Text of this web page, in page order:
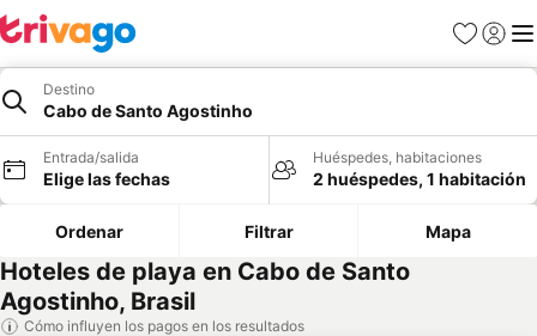
Favoritos
Iniciar
Destino
Cabo de Santo Agostinho
Entrada/salida
Elige las fechas
Huéspedes, habitaciones
2 huéspedes, 1 habitación
Ordenar Filtrar Mapa
Hoteles de playa en Cabo de Santo
Agostinho, Brasil
Cómo influyen los pagos en los resultados